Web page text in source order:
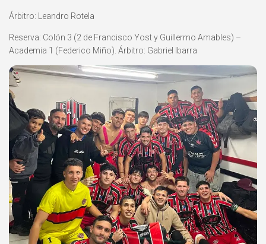
Árbitro: Leandro Rotela
Reserva: Colón 3 (2 de Francisco Yost y Guillermo Amables) –
Academia 1 (Federico Miño). Árbitro: Gabriel Ibarra